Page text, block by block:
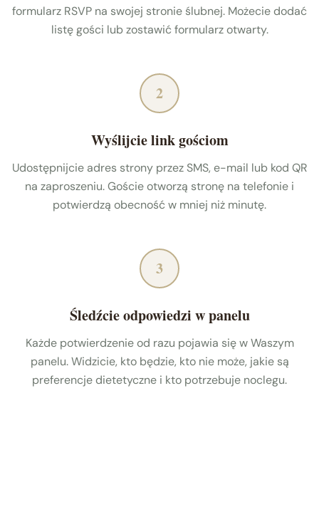
formularz RSVP na swojej stronie ślubnej. Możecie dodać
listę gości lub zostawić formularz otwarty.
2
Wyślijcie link gościom
Udostępnijcie adres strony przez SMS, e-mail lub kod QR
na zaproszeniu. Goście otworzą stronę na telefonie i
potwierdzą obecność w mniej niż minutę.
3
Śledźcie odpowiedzi w panelu
Każde potwierdzenie od razu pojawia się w Waszym
panelu. Widzicie, kto będzie, kto nie może, jakie są
preferencje dietetyczne i kto potrzebuje noclegu.